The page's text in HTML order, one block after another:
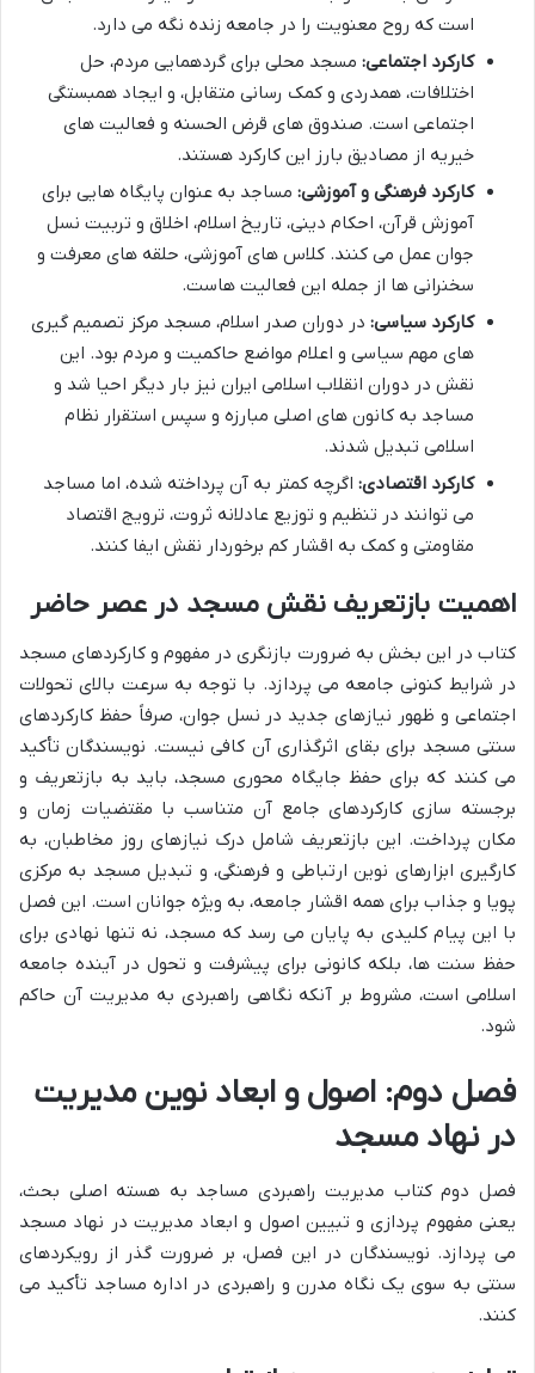
است که روح معنویت را در جامعه زنده نگه می دارد.
کارکرد اجتماعی: مسجد محلی برای گردهمایی مردم، حل
اختلافات، همدردی و کمک رسانی متقابل، و ایجاد همبستگی
اجتماعی است. صندوق های قرض الحسنه و فعالیت های
خیریه از مصادیق بارز این کارکرد هستند.
کارکرد فرهنگی و آموزشی: مساجد به عنوان پایگاه هایی برای
آموزش قرآن، احکام دینی، تاریخ اسلام، اخلاق و تربیت نسل
جوان عمل می کنند. کلاس های آموزشی، حلقه های معرفت و
سخنرانی ها از جمله این فعالیت هاست.
کارکرد سیاسی: در دوران صدر اسلام، مسجد مرکز تصمیم گیری
های مهم سیاسی و اعلام مواضع حاکمیت و مردم بود. این
نقش در دوران انقلاب اسلامی ایران نیز بار دیگر احیا شد و
مساجد به کانون های اصلی مبارزه و سپس استقرار نظام
اسلامی تبدیل شدند.
کارکرد اقتصادی: اگرچه کمتر به آن پرداخته شده، اما مساجد
می توانند در تنظیم و توزیع عادلانه ثروت، ترویج اقتصاد
مقاومتی و کمک به اقشار کم برخوردار نقش ایفا کنند.
اهمیت بازتعریف نقش مسجد در عصر حاضر
کتاب در این بخش به ضرورت بازنگری در مفهوم و کارکردهای مسجد
در شرایط کنونی جامعه می پردازد. با توجه به سرعت بالای تحولات
اجتماعی و ظهور نیازهای جدید در نسل جوان، صرفاً حفظ کارکردهای
سنتی مسجد برای بقای اثرگذاری آن کافی نیست. نویسندگان تأکید
می کنند که برای حفظ جایگاه محوری مسجد، باید به بازتعریف و
برجسته سازی کارکردهای جامع آن متناسب با مقتضیات زمان و
مکان پرداخت. این بازتعریف شامل درک نیازهای روز مخاطبان، به
کارگیری ابزارهای نوین ارتباطی و فرهنگی، و تبدیل مسجد به مرکزی
پویا و جذاب برای همه اقشار جامعه، به ویژه جوانان است. این فصل
با این پیام کلیدی به پایان می رسد که مسجد، نه تنها نهادی برای
حفظ سنت ها، بلکه کانونی برای پیشرفت و تحول در آینده جامعه
اسلامی است، مشروط بر آنکه نگاهی راهبردی به مدیریت آن حاکم
شود.
فصل دوم: اصول و ابعاد نوین مدیریت
در نهاد مسجد
فصل دوم کتاب مدیریت راهبردی مساجد به هسته اصلی بحث،
یعنی مفهوم پردازی و تبیین اصول و ابعاد مدیریت در نهاد مسجد
می پردازد. نویسندگان در این فصل، بر ضرورت گذر از رویکردهای
سنتی به سوی یک نگاه مدرن و راهبردی در اداره مساجد تأکید می
کنند.